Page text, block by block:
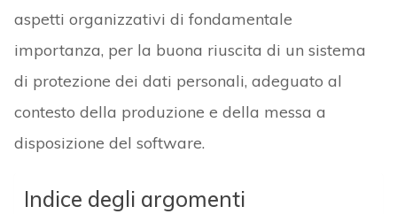
aspetti organizzativi di fondamentale
importanza, per la buona riuscita di un sistema
di protezione dei dati personali, adeguato al
contesto della produzione e della messa a
disposizione del software.
Indice degli argomenti